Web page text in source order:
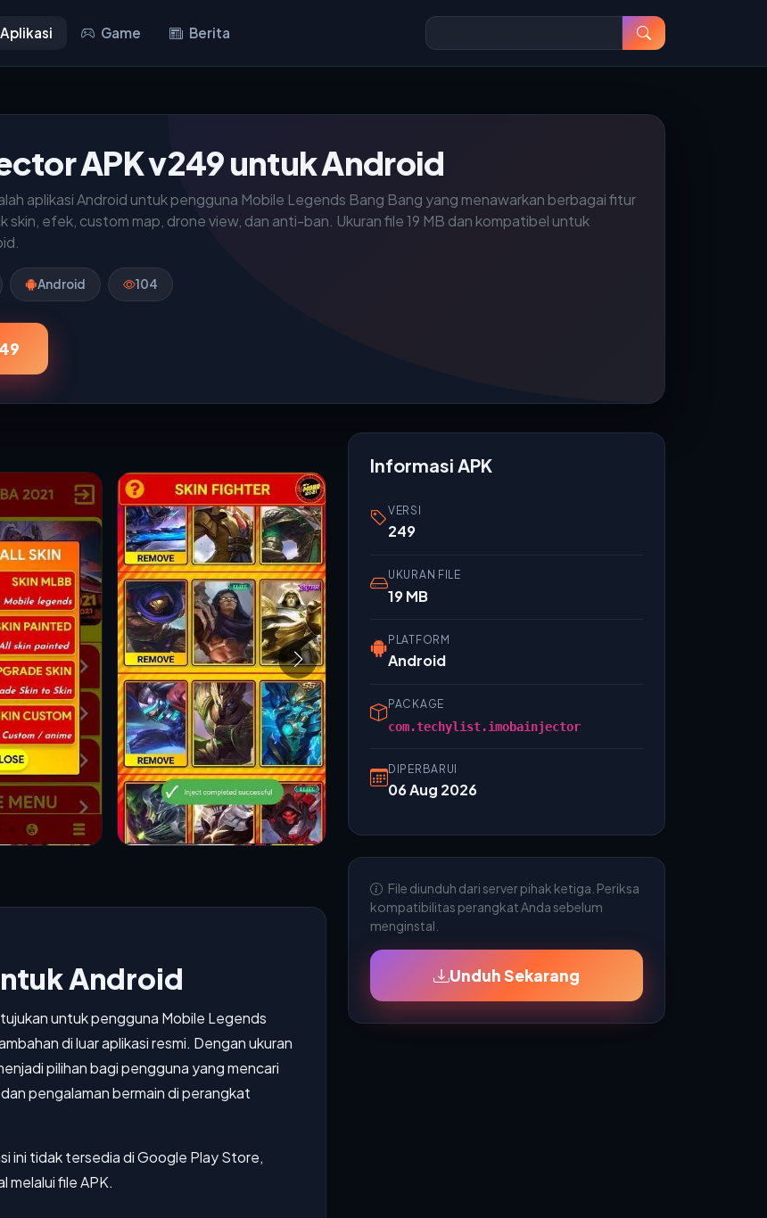
Aplikasi Game Berita
APK v249 untuk Android
aplikasi Android untuk pengguna Mobile Legends Bang Bang yang menawarkan berbagai fitur
skin, efek, custom map, drone view, dan anti-ban. Ukuran file 19 MB dan kompatibel untuk
Android 104
Android
untuk pengguna Mobile Legends
di luar aplikasi resmi. Dengan ukuran
pilihan bagi pengguna yang mencari
pengalaman bermain di perangkat
ini tidak tersedia di Google Play Store,
melalui file APK.
Informasi APK
VERSI
249
UKURAN FILE
19 MB
PLATFORM
Android
PACKAGE
com.techylist.imobainjector
DIPERBARUI
06 Aug 2026
File diunduh dari server pihak ketiga. Periksa
kompatibilitas perangkat Anda sebelum
menginstal.
Unduh Sekarang